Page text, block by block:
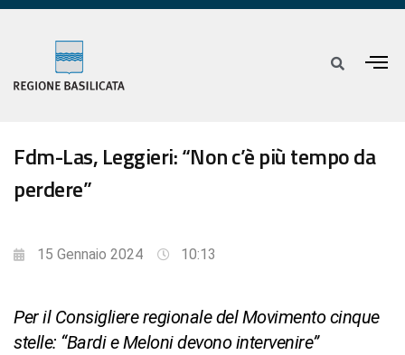
Fdm-Las, Leggieri: “Non c’è più tempo da
perdere”
15 Gennaio 2024 10:13
Per il Consigliere regionale del Movimento cinque
stelle: “Bardi e Meloni devono intervenire”